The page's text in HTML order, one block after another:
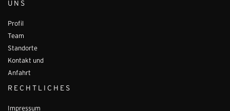
UNS
Profil
Team
Standorte
Kontakt und
Anfahrt
RECHTLICHES
Impressum